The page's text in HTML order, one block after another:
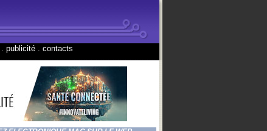
publicité contacts